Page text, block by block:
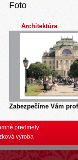
Foto
Architektúra
Zabezpečíme Vám
predmety
výroba